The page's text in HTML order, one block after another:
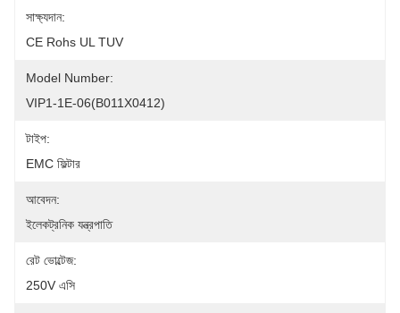
সাক্ষ্যদান:
CE Rohs UL TUV
Model Number:
VIP1-1E-06(B011X0412)
টাইপ:
EMC ফিল্টার
আবেদন:
ইলেকট্রনিক যন্ত্রপাতি
রেট ভোল্টেজ:
250V এসি